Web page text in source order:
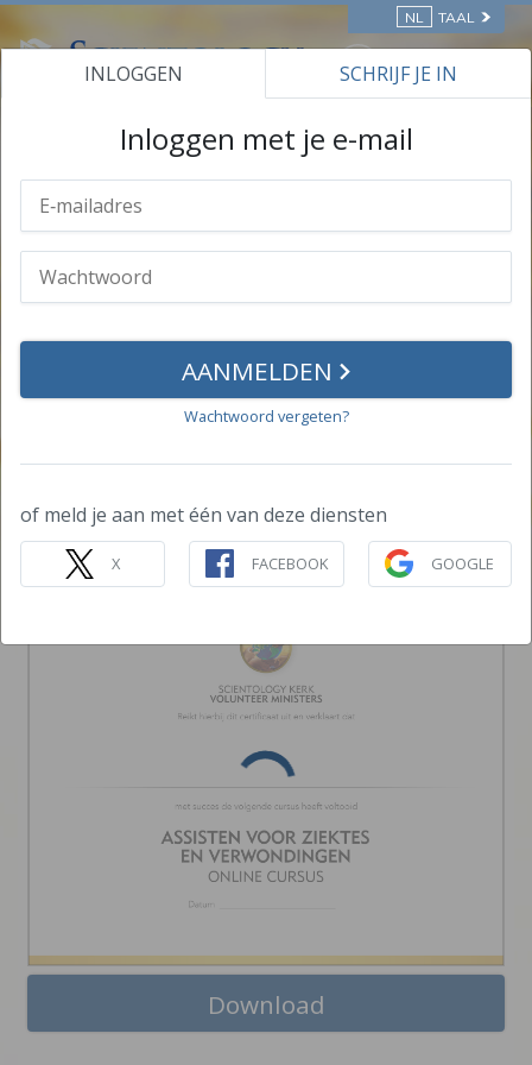
NL TAAL
ONLINE CURSUSSEN
Jouw profiel
Persoonlijke informatie
Wachtwoord
Prestaties
Certificaten
ASSISTEN VOOR ZIEKTES EN
VERWONDINGEN
ONLINE CURSUS
Download
INLOGGEN SCHRIJF JE IN
Inloggen met je e-mail
AANMELDEN
Wachtwoord vergeten?
of meld je aan met één van deze diensten
X FACEBOOK GOOGLE